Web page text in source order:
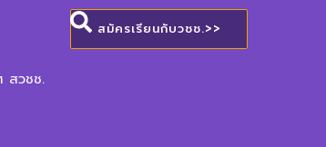
สวชช.
สมัครเรียนกับวชช.>>